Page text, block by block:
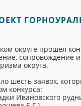
округе прошел
сопровождение
округа.
шесть заявок,
конкурса:
Ивановского